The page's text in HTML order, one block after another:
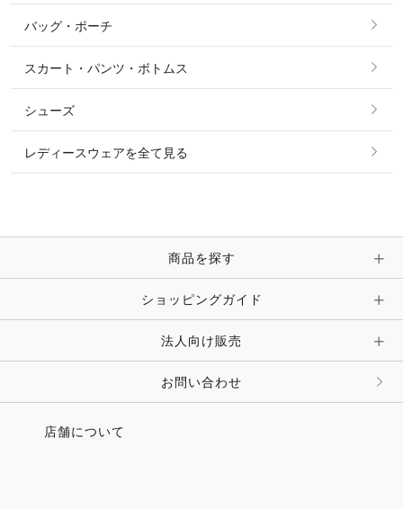
ニット・セーター
シャツ・ブラウス・ワンピース
ソックス
ベルト
マフラー・スカーフ・ストール・スヌード
時計・財布・キーケース・革小物
キーホルダー・チャーム・ストラップ
すべてのアクセサリー
リング
ピアス・イヤリング
ピン・ブローチ・コサージュ
その他 アクセサリー
バッグ・ポーチ
スカート・パンツ・ボトムス
シューズ
レディースウェアを全て見る
商品を探す
ショッピングガイド
法人向け販売
お問い合わせ
店舗について